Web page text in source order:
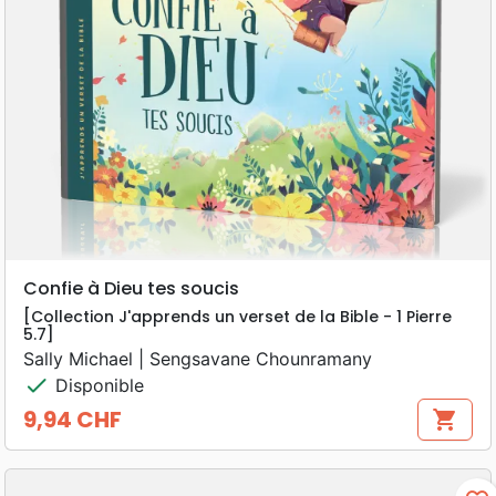
Confie à Dieu tes soucis
[Collection J'apprends un verset de la Bible - 1 Pierre
5.7]
Sally Michael | Sengsavane Chounramany
check Disponible
Prix
9,94 CHF shopping_cart